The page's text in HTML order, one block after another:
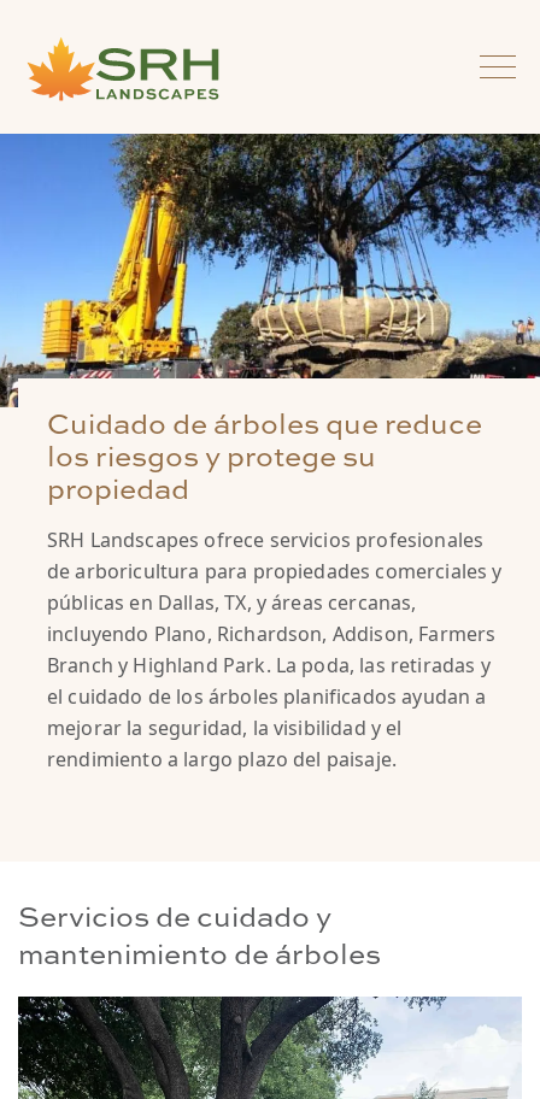
Cuidado de árboles que reduce
los riesgos y protege su
propiedad
SRH Landscapes ofrece servicios profesionales
de arboricultura para propiedades comerciales y
públicas en Dallas, TX, y áreas cercanas,
incluyendo Plano, Richardson, Addison, Farmers
Branch y Highland Park. La poda, las retiradas y
el cuidado de los árboles planificados ayudan a
mejorar la seguridad, la visibilidad y el
rendimiento a largo plazo del paisaje.
Servicios de cuidado y
mantenimiento de árboles